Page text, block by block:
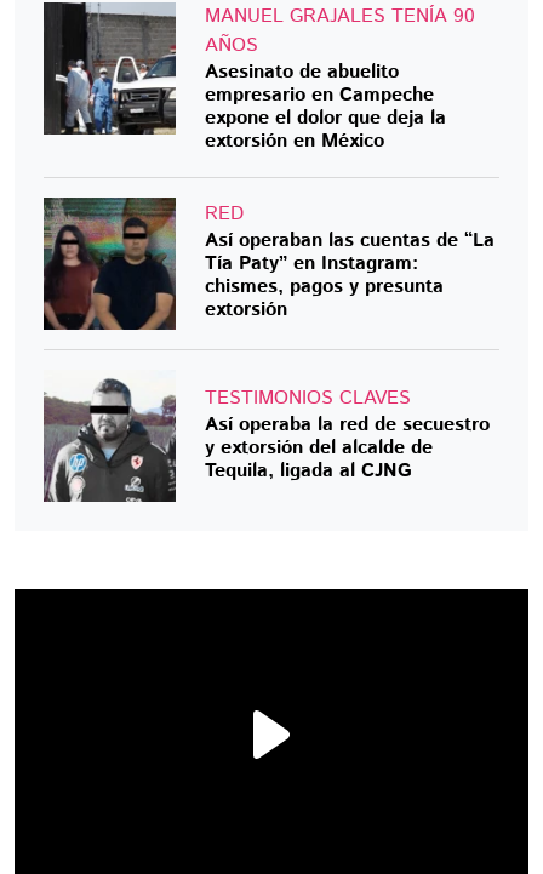
MANUEL GRAJALES TENÍA 90
AÑOS
Asesinato de abuelito
empresario en Campeche
expone el dolor que deja la
extorsión en México
RED
Así operaban las cuentas de “La
Tía Paty” en Instagram:
chismes, pagos y presunta
extorsión
TESTIMONIOS CLAVES
Así operaba la red de secuestro
y extorsión del alcalde de
Tequila, ligada al CJNG